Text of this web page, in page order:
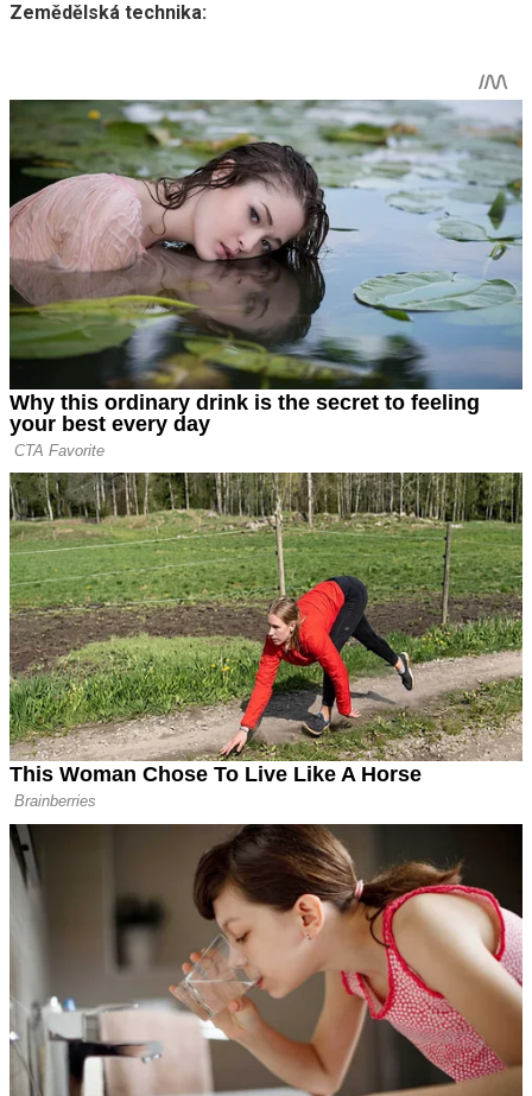
Zemědělská technika: